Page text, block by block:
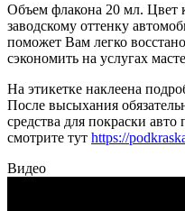
Объем флакона 20 мл. Цвет
заводскому оттенку
поможет Вам легко
сэкономить на услугах
На этикетке наклеена
После высыхания
средства для покраски
смотрите тут https://
Видео